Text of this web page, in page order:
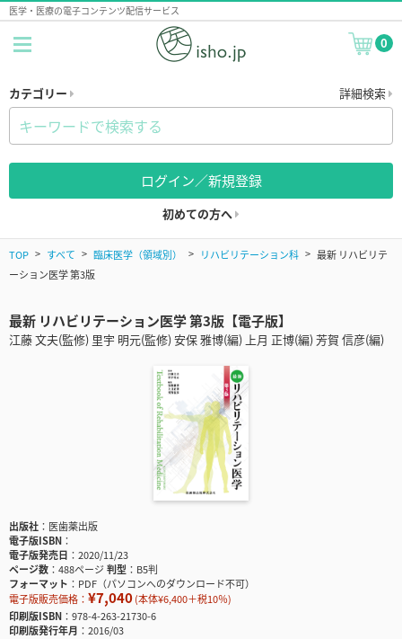
医学・医療の電子コンテンツ配信サービス
0
カテゴリー 詳細検索
ログイン／新規登録
初めての方へ
TOP すべて 臨床医学（領域別） リハビリテーション科
最新 リハビリテ
ーション医学 第3版
最新 リハビリテーション医学 第3版【電子版】
江藤 文夫(監修) 里宇 明元(監修) 安保 雅博(編) 上月 正博(編) 芳賀 信彦(編)
出版社
医歯薬出版
電子版ISBN
電子版発売日
2020/11/23
ページ数
488ページ判型
B5判
フォーマット
PDF（パソコンへのダウンロード不可）
電子版販売価格： ¥7,040(本体¥6,400＋税10％)
印刷版ISBN
978-4-263-21730-6
印刷版発行年月
2016/03